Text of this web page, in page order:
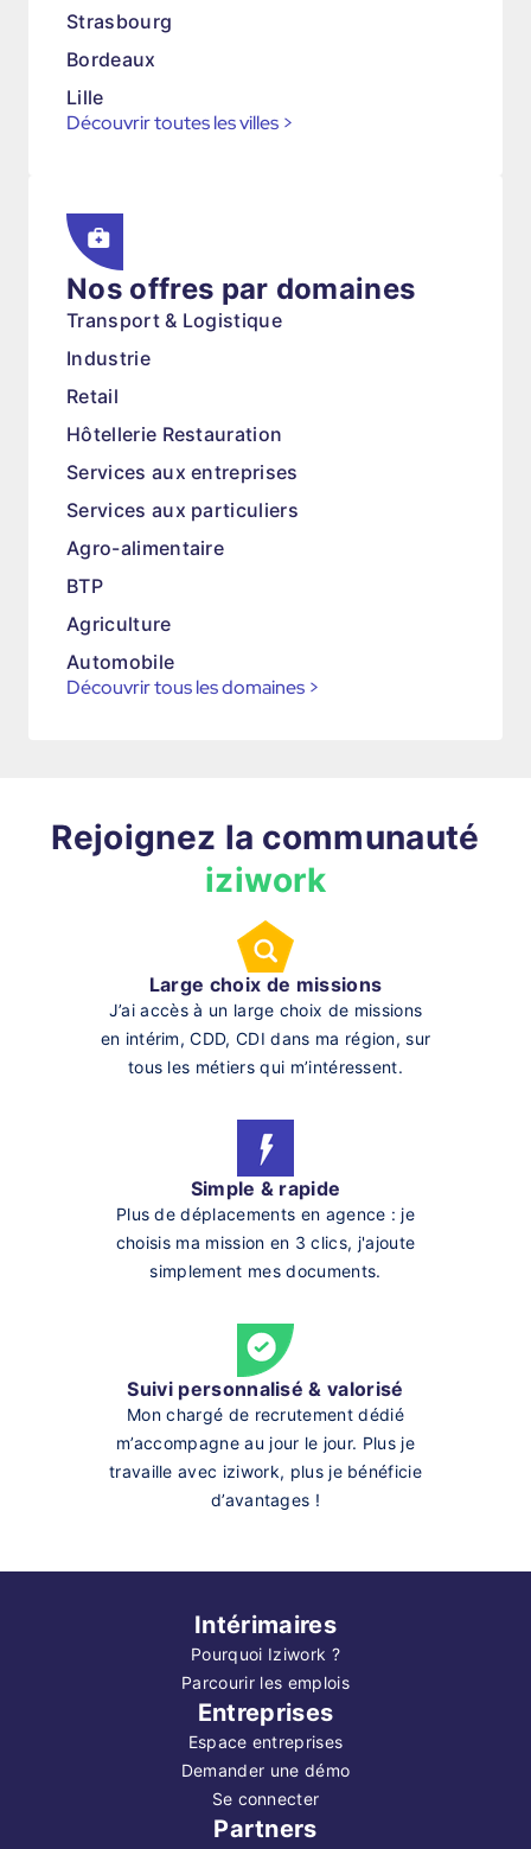
Strasbourg
Bordeaux
Lille
Découvrir toutes les villes >
Nos offres par domaines
Transport & Logistique
Industrie
Retail
Hôtellerie Restauration
Services aux entreprises
Services aux particuliers
Agro-alimentaire
BTP
Agriculture
Automobile
Découvrir tous les domaines >
Rejoignez la communauté
iziwork
Large choix de missions
J’ai accès à un large choix de missions
en intérim, CDD, CDI dans ma région, sur
tous les métiers qui m’intéressent.
Simple & rapide
Plus de déplacements en agence : je
choisis ma mission en 3 clics, j'ajoute
simplement mes documents.
Suivi personnalisé & valorisé
Mon chargé de recrutement dédié
m’accompagne au jour le jour. Plus je
travaille avec iziwork, plus je bénéficie
d’avantages !
Intérimaires
Pourquoi Iziwork ?
Parcourir les emplois
Entreprises
Espace entreprises
Demander une démo
Se connecter
Partners